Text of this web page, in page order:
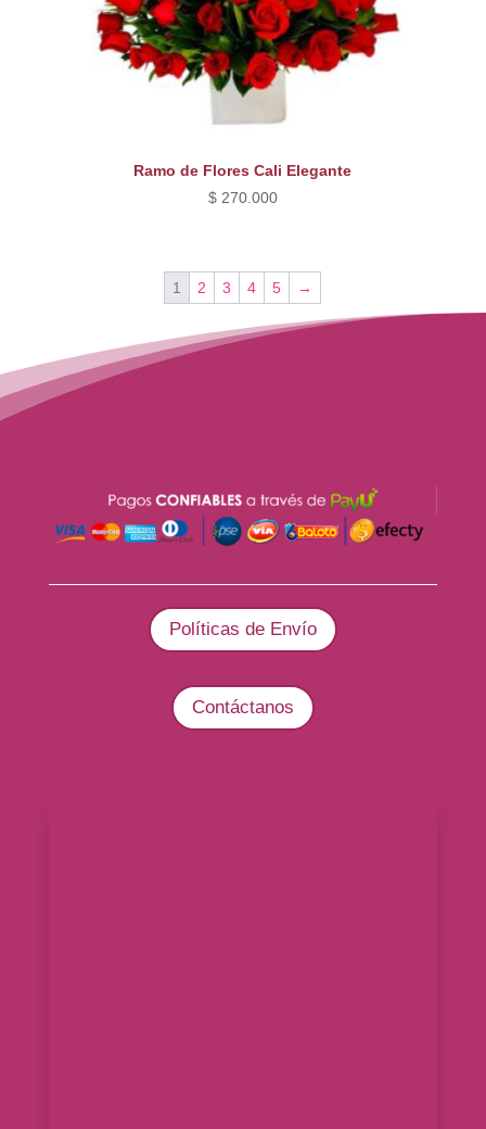
Ramo de Flores Cali Elegante
$270.000
1 2 3 4 5 →
Políticas de Envío
Contáctanos